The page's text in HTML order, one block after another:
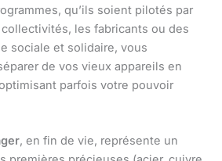
qu’ils soient pilotés par
les fabricants ou des
sociale et solidaire, vous
de vos vieux appareils en
parfois votre pouvoir
, en fin de vie, représente un